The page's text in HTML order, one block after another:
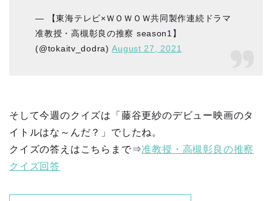
— 【東海テレビ×ＷＯＷＯＷ共同製作連続ドラマ
准教授・高槻彰良の推察 season1】
(@tokaitv_dodra)August 27, 2021
そして今週のクイズは「藤谷更紗のデビュー映画のタ
イトルはな～んだ？」でしたね。
クイズの答えはこちらまで⇒准教授・高槻彰良の推察
クイズ回答